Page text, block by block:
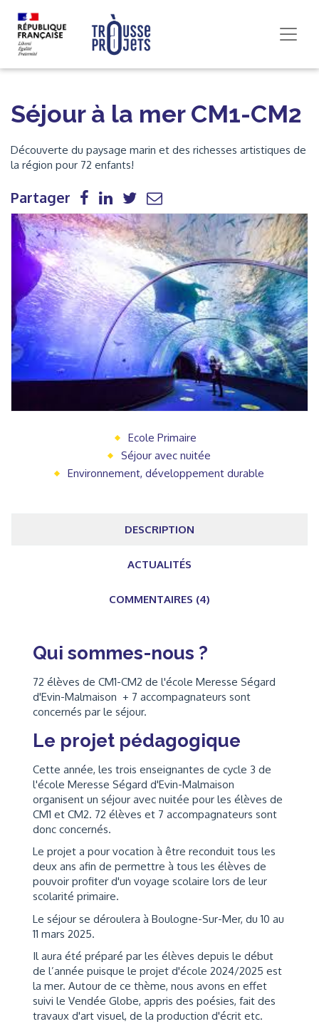
Séjour à la mer CM1-CM2
Découverte du paysage marin et des richesses artistiques de
la région pour 72 enfants!
Partager
Ecole Primaire
Séjour avec nuitée
Environnement, développement durable
DESCRIPTION
ACTUALITÉS
COMMENTAIRES (4)
Qui sommes-nous ?
72 élèves de CM1-CM2 de l'école Meresse Ségard
d'Evin-Malmaison + 7 accompagnateurs sont
concernés par le séjour.
Le projet pédagogique
Cette année, les trois enseignantes de cycle 3 de
l'école Meresse Ségard d'Evin-Malmaison
organisent un séjour avec nuitée pour les élèves de
CM1 et CM2. 72 élèves et 7 accompagnateurs sont
donc concernés.
Le projet a pour vocation à être reconduit tous les
deux ans afin de permettre à tous les élèves de
pouvoir profiter d'un voyage scolaire lors de leur
scolarité primaire.
Le séjour se déroulera à Boulogne-Sur-Mer, du 10 au
11 mars 2025.
Il aura été préparé par les élèves depuis le début
de l’année puisque le projet d'école 2024/2025 est
la mer. Autour de ce thème, nous avons en effet
suivi le Vendée Globe, appris des poésies, fait des
travaux d'art visuel, de la production d'écrit etc.